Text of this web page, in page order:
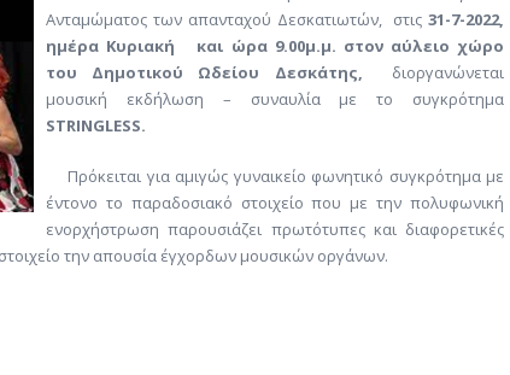
Ανταμώματος των απανταχού Δεσκατιωτών, στις 31-7-2022,
ημέρα Κυριακή και ώρα 9.00μ.μ. στον αύλειο χώρο
του Δημοτικού Ωδείου Δεσκάτης, διοργανώνεται
μουσική εκδήλωση – συναυλία με το συγκρότημα
STRINGLESS.
Πρόκειται για αμιγώς γυναικείο φωνητικό συγκρότημα με
έντονο το παραδοσιακό στοιχείο που με την πολυφωνική
ενορχήστρωση παρουσιάζει πρωτότυπες και διαφορετικές
την απουσία έγχορδων μουσικών οργάνων.